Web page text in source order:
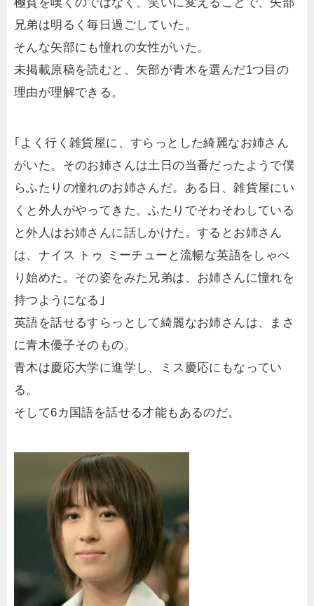
兄弟は明るく毎日過ごしていた。
そんな矢部にも憧れの女性がいた。
未掲載原稿を読むと、矢部が青木を選んだ1つ目の
理由が理解できる。
｢よく行く雑貨屋に、すらっとした綺麗なお姉さん
がいた。そのお姉さんは土日の当番だったようで僕
らふたりの憧れのお姉さんだ。ある日、雑貨屋にい
くと外人がやってきた。ふたりでそわそわしている
と外人はお姉さんに話しかけた。するとお姉さん
は、ナイス トゥ ミーチューと流暢な英語をしゃべ
り始めた。その姿をみた兄弟は、お姉さんに憧れを
持つようになる｣
英語を話せるすらっとして綺麗なお姉さんは、まさ
に青木優子そのもの。
青木は慶応大学に進学し、ミス慶応にもなってい
る。
そして6カ国語を話せる才能もあるのだ。